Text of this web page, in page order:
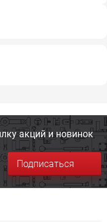
акций и новинок
Подписаться